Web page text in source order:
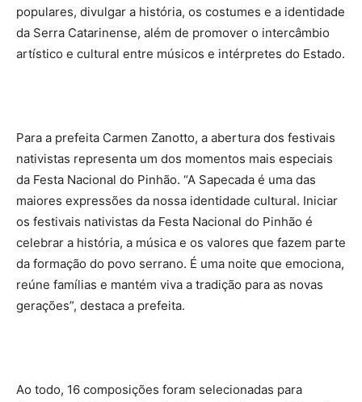
populares, divulgar a história, os costumes e a identidade
da Serra Catarinense, além de promover o intercâmbio
artístico e cultural entre músicos e intérpretes do Estado.
Para a prefeita Carmen Zanotto, a abertura dos festivais
nativistas representa um dos momentos mais especiais
da Festa Nacional do Pinhão. “A Sapecada é uma das
maiores expressões da nossa identidade cultural. Iniciar
os festivais nativistas da Festa Nacional do Pinhão é
celebrar a história, a música e os valores que fazem parte
da formação do povo serrano. É uma noite que emociona,
reúne famílias e mantém viva a tradição para as novas
gerações”, destaca a prefeita.
Ao todo, 16 composições foram selecionadas para